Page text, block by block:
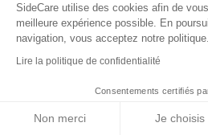
Mutuelle
Prévoyance
Assurances
SideCare utilise des cookies afin de
meilleure expérience possible. En
navigation, vous acceptez notre politique.
Lire la politique de confidentialité
Consentements certifiés
Non merci Je choisis